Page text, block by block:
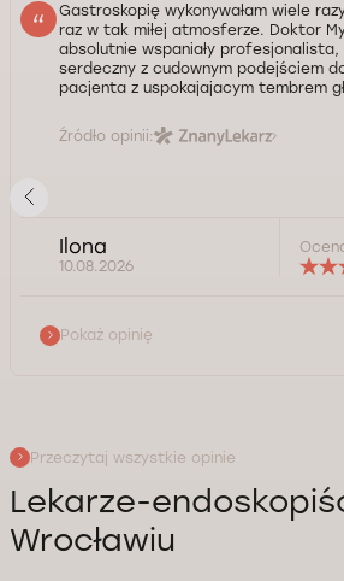
Gastroskopię wykonywałam wiele
raz w tak miłej atmosferze. Doktor
absolutnie wspaniały
serdeczny z cudownym podejściem
pacjenta z uspokajajacym tembrem
Źródło opinii:
Ilona
10.08.2026
Pokaż opinię
Przeczytaj wszystkie opinie
Lekarze-
Wrocławiu